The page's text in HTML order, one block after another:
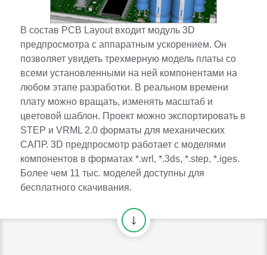
В состав PCB Layout входит модуль 3D
предпросмотра с аппаратным ускорением. Он
позволяет увидеть трехмерную модель платы со
всеми установленными на ней компонентами на
любом этапе разработки. В реальном времени
плату можно вращать, изменять масштаб и
цветовой шаблон. Проект можно экспортировать в
STEP и VRML 2.0 форматы для механических
САПР. 3D предпросмотр работает с моделями
компонентов в форматах *.wrl, *.3ds, *.step, *.iges.
Более чем 11 тыс. моделей доступны для
бесплатного скачивания.